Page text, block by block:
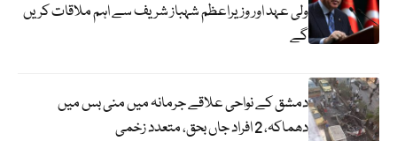
ولی عہد اور وزیراعظم شہباز شریف سے اہم ملاقات کریں
گے
دمشق کے نواحی علاقے جرمانہ میں منی بس میں
دھماکہ، 2 افراد جاں بحق، متعدد زخمی